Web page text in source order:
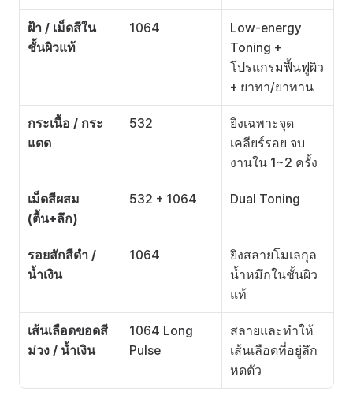
ฝ้า / เม็ดสีใน
ชั้นผิวแท้
1064
Low-energy
Toning +
โปรแกรมฟื้นฟูผิว
+ ยาทา/ยาทาน
กระเนื้อ / กระ
แดด
532
ยิงเฉพาะจุด
เคลียร์รอย จบ
งานใน 1~2 ครั้ง
เม็ดสีผสม
(ตื้น+ลึก)
532 + 1064 Dual Toning
รอยสักสีดำ /
น้ำเงิน
1064
ยิงสลายโมเลกุล
น้ำหมึกในชั้นผิว
แท้
เส้นเลือดขอดสี
ม่วง / น้ำเงิน
1064 Long
Pulse
สลายและทำให้
เส้นเลือดที่อยู่ลึก
หดตัว